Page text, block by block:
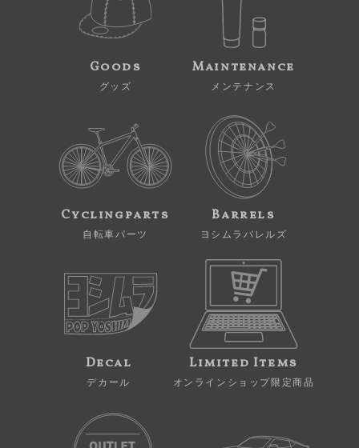
Goods
グッズ
Maintenance
メンテナンス
Cyclingparts
自転車パーツ
Barrels
ヨシムラバレルズ
Decal
デカール
Limited Items
オンラインショップ限定商品